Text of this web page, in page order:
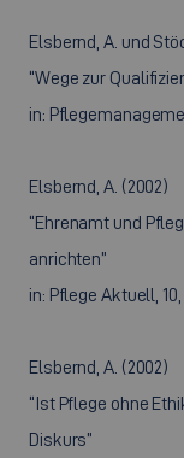
Elsbernd, A. und
“Wege zur
in:
Elsbernd, A. (2002)
“Ehrenamt und
anrichten”
in: Pflege Aktuell,
Elsbernd, A. (2002)
“Ist Pflege ohne
Diskurs”